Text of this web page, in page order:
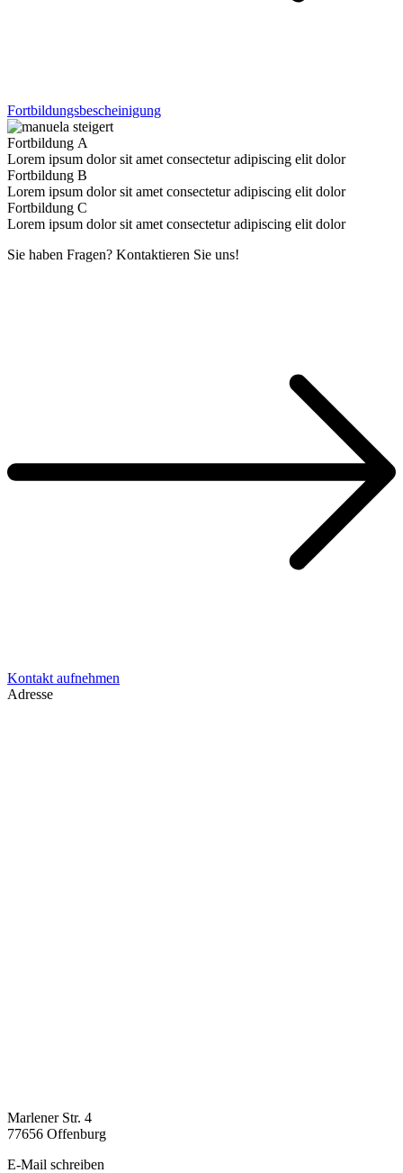
Fort­bil­dungs­bescheini­gung
Fort­bil­dung A
Lorem ipsum dolor sit amet con­secte­tur adip­isc­ing elit dolor
Fort­bil­dung B
Lorem ipsum dolor sit amet con­secte­tur adip­isc­ing elit dolor
Fort­bil­dung C
Lorem ipsum dolor sit amet con­secte­tur adip­isc­ing elit dolor
Sie haben Fragen? Kontaktieren Sie uns!
Kontakt aufnehmen
Adresse
Marlener Str. 4
77656 Offenburg
E-Mail schreiben